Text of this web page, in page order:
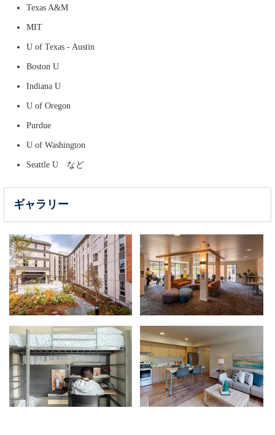
Texas A&M
MIT
U of Texas - Austin
Boston U
Indiana U
U of Oregon
Purdue
U of Washington
Seattle U など
ギャラリー